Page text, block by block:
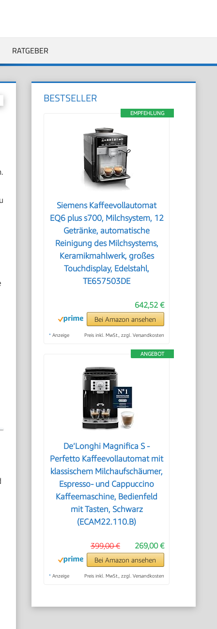
RATGEBER
BESTSELLER
EMPFEHLUNG
Siemens Kaffeevollautomat
EQ6 plus s700, Milchsystem, 12
Getränke, automatische
Reinigung des Milchsystems,
Keramikmahlwerk, großes
Touchdisplay, Edelstahl,
TE657503DE
642,52 €
Bei Amazon ansehen
* Anzeige Preis inkl. MwSt., zzgl. Versandkosten
ANGEBOT
De’Longhi Magnifica S -
Perfetto Kaffeevollautomat mit
klassischem Milchaufschäumer,
Espresso- und Cappuccino
Kaffeemaschine, Bedienfeld
mit Tasten, Schwarz
(ECAM22.110.B)
269,00 €
399,00 €
Bei Amazon ansehen
* Anzeige Preis inkl. MwSt., zzgl. Versandkosten